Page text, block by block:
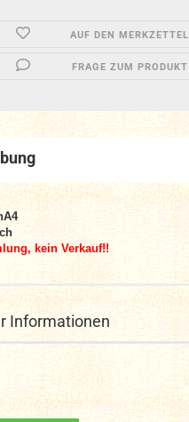
AUF DEN MERKZETTEL
FRAGE ZUM PRODUKT
kein Verkauf!!
Informationen